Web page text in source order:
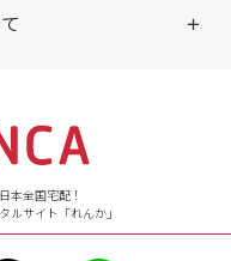
本全国宅配！
ルサイト「れんか」